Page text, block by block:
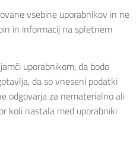
vsebine uporabnikov in ne
in informacij na spletnem
uporabnikom, da bodo
da so vneseni podatki
odgovarja za nematerialno ali
koli nastala med uporabniki